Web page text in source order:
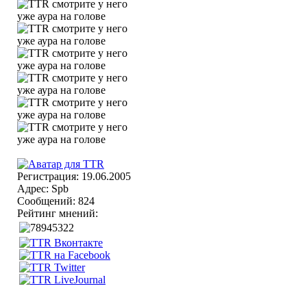
Регистрация: 19.06.2005
Адрес: Spb
Сообщений: 824
Рейтинг мнений: